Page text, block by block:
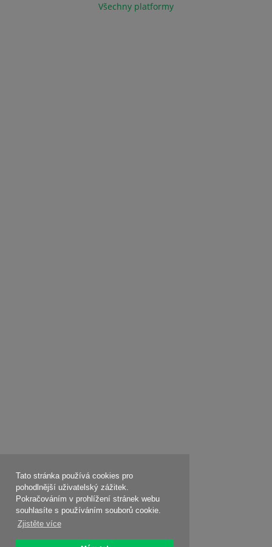
Tato stránka používá cookies pro
pohodlnější uživatelský zážitek.
Pokračováním v prohlížení stránek webu
souhlasíte s používáním souborů cookie.
Zjistěte více
Všechny platformy